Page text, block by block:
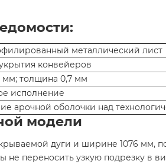
металлический лист
конвейеров
толщина 0,7 мм
исполнение
арочной оболочки над
модели
дуги и ширине 1076
не переносить узкую подрезку в